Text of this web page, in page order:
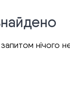
нічого